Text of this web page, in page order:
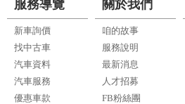
服務導覽
新車詢價
找中古車
汽車資料
汽車服務
優惠車款
關於我們
咱的故事
服務說明
最新消息
人才招募
FB粉絲團